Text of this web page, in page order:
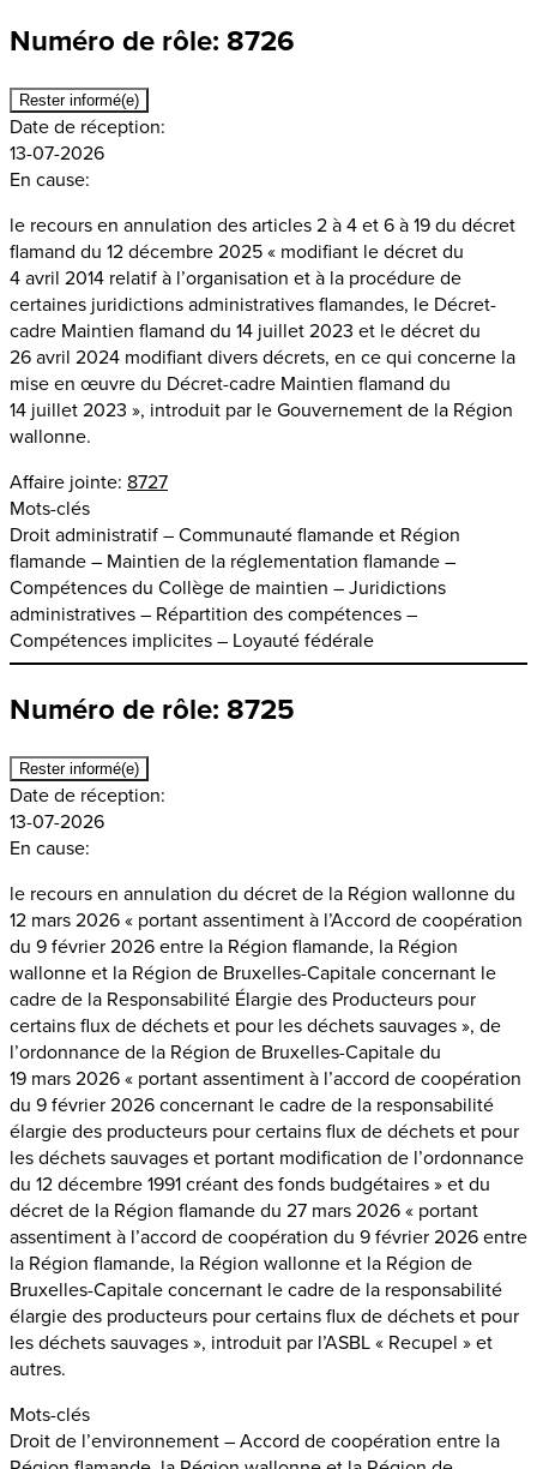
Numéro de rôle: 8726
Rester informé(e)
Date de réception:
13-07-2026
En cause:
le recours en annulation des articles 2 à 4 et 6 à 19 du décret
flamand du 12 décembre 2025 « modifiant le décret du
4 avril 2014 relatif à l’organisation et à la procédure de
certaines juridictions administratives flamandes, le Décret-
cadre Maintien flamand du 14 juillet 2023 et le décret du
26 avril 2024 modifiant divers décrets, en ce qui concerne la
mise en œuvre du Décret-cadre Maintien flamand du
14 juillet 2023 », introduit par le Gouvernement de la Région
wallonne.
Affaire jointe: 8727
Mots-clés
Droit administratif – Communauté flamande et Région
flamande – Maintien de la réglementation flamande –
Compétences du Collège de maintien – Juridictions
administratives – Répartition des compétences –
Compétences implicites – Loyauté fédérale
Numéro de rôle: 8725
Rester informé(e)
Date de réception:
13-07-2026
En cause:
le recours en annulation du décret de la Région wallonne du
12 mars 2026 « portant assentiment à l’Accord de coopération
du 9 février 2026 entre la Région flamande, la Région
wallonne et la Région de Bruxelles-Capitale concernant le
cadre de la Responsabilité Élargie des Producteurs pour
certains flux de déchets et pour les déchets sauvages », de
l’ordonnance de la Région de Bruxelles-Capitale du
19 mars 2026 « portant assentiment à l’accord de coopération
du 9 février 2026 concernant le cadre de la responsabilité
élargie des producteurs pour certains flux de déchets et pour
les déchets sauvages et portant modification de l’ordonnance
du 12 décembre 1991 créant des fonds budgétaires » et du
décret de la Région flamande du 27 mars 2026 « portant
assentiment à l’accord de coopération du 9 février 2026 entre
la Région flamande, la Région wallonne et la Région de
Bruxelles-Capitale concernant le cadre de la responsabilité
élargie des producteurs pour certains flux de déchets et pour
les déchets sauvages », introduit par l’ASBL « Recupel » et
autres.
Mots-clés
Droit de l’environnement – Accord de coopération entre la